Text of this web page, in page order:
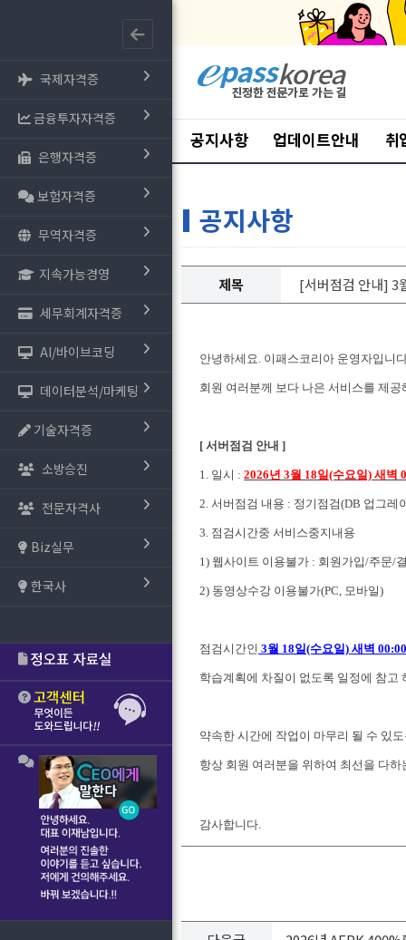
국제자격증
금융투자자격증
은행자격증
보험자격증
무역자격증
지속가능경영
세무회계자격증
AI/바이브코딩
데이터분석/마케팅
기술자격증
소방승진
전문자격사
Biz실무
한국사
공지사항 업데이트안내 취
공지사항
제목 [서버점검 안내] 3
안녕하세요. 이패스코리아 운영자입니
회원 여러분께 보다 나은 서비스를 제
[ 서버점검 안내 ]
1. 일시 : 2026년 3월 18일(수요일) 새벽
2. 서버점검 내용 : 정기점검(DB 업그레
3. 점검시간중 서비스중지내용
1) 웹사이트 이용불가 : 회원가입/주문/
2) 동영상수강 이용불가(PC, 모바일)
점검시간인 3월 18일(수요일) 새벽
학습계획에 차질이 없도록 일정에 참고
약속한 시간에 작업이 마무리 될 수 있
항상 회원 여러분을 위하여 최선을 다
감사합니다.